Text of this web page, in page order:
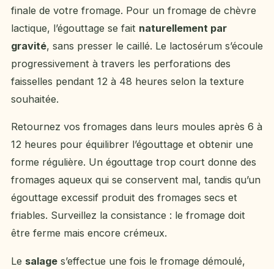
finale de votre fromage. Pour un fromage de chèvre
lactique, l’égouttage se fait naturellement par
gravité, sans presser le caillé. Le lactosérum s’écoule
progressivement à travers les perforations des
faisselles pendant 12 à 48 heures selon la texture
souhaitée.
Retournez vos fromages dans leurs moules après 6 à
12 heures pour équilibrer l’égouttage et obtenir une
forme régulière. Un égouttage trop court donne des
fromages aqueux qui se conservent mal, tandis qu’un
égouttage excessif produit des fromages secs et
friables. Surveillez la consistance : le fromage doit
être ferme mais encore crémeux.
Le salage s’effectue une fois le fromage démoulé,